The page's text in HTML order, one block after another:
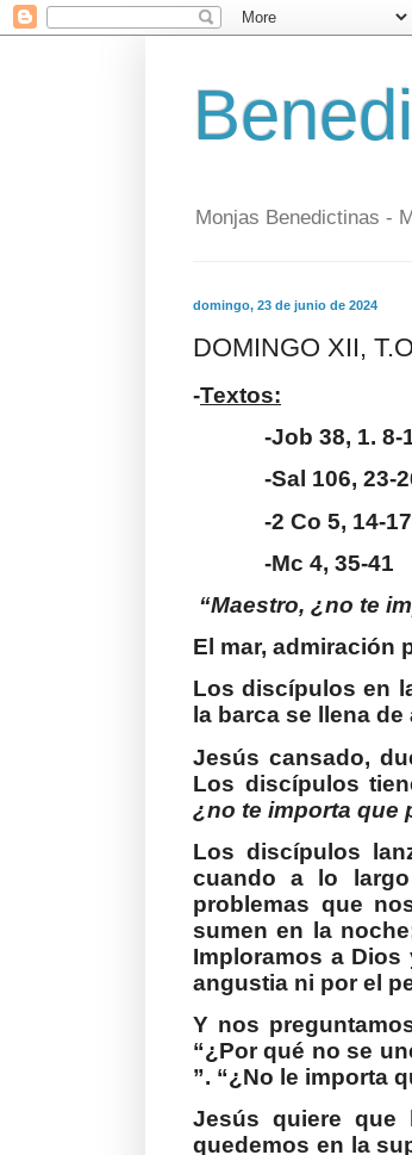
Monjas Benedictinas -
domingo, 23 de junio de 2024
DOMINGO XII,
-Textos:
-Job 38, 1. 8-
-Sal 106, 23-
-2 Co 5, 14-17
-Mc 4, 35-41
“Maestro, ¿no te
El mar, admiración
Los discípulos en
la barca se llena
Jesús cansado,
Los discípulos
¿no te importa que
Los discípulos
cuando a lo
problemas que
sumen en la
Imploramos a
angustia ni por el
Y nos
“¿Por qué no se
”. “¿No le importa
Jesús quiere que
quedemos en la